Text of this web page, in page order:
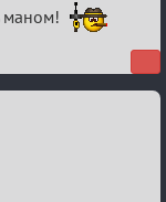
маном!